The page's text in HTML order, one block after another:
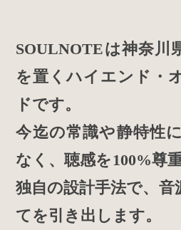
SOULNOTEは神奈川
を置くハイエンド・
ドです。
今迄の常識や静特性
なく、聴感を100%尊
独自の設計手法で、
てを引き出します。